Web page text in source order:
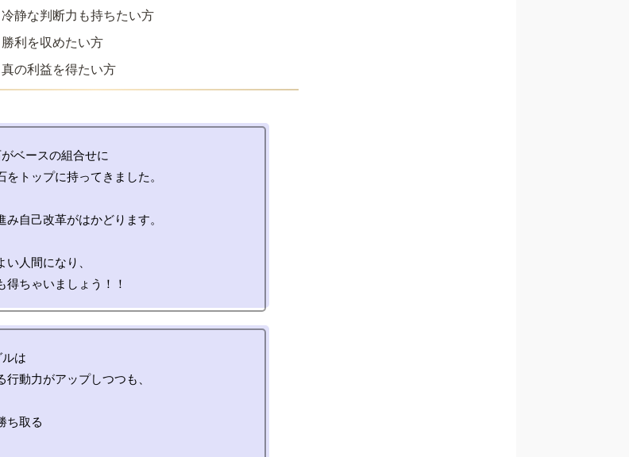
冷静な判断力も持ちたい方
勝利を収めたい方
真の利益を得たい方
ベースの組合せに
をトップに持ってきました。
み自己改革がはかどります。
い人間になり、
は
行動力がアップしつつも、
ち取る